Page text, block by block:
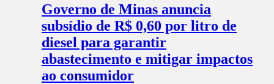
Governo de Minas anuncia
subsídio de R$ 0,60 por litro de
diesel para garantir
abastecimento e mitigar impactos
ao consumidor